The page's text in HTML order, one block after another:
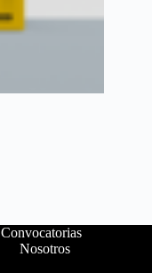
Convocatorias
Nosotros